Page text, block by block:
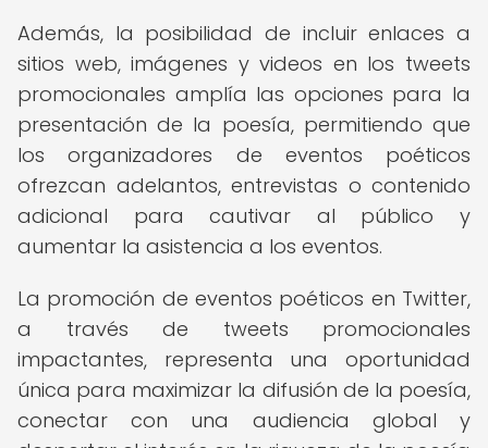
Además, la posibilidad de incluir enlaces a
sitios web, imágenes y videos en los tweets
promocionales amplía las opciones para la
presentación de la poesía, permitiendo que
los organizadores de eventos poéticos
ofrezcan adelantos, entrevistas o contenido
adicional para cautivar al público y
aumentar la asistencia a los eventos.
La promoción de eventos poéticos en Twitter,
a través de tweets promocionales
impactantes, representa una oportunidad
única para maximizar la difusión de la poesía,
conectar con una audiencia global y